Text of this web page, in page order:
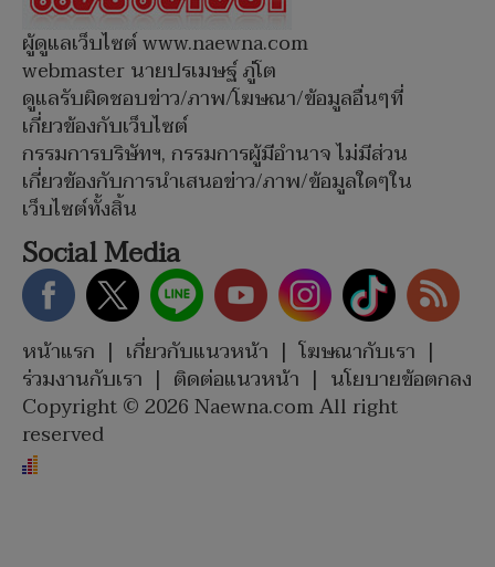
ผู้ดูแลเว็บไซต์ www.naewna.com
webmaster นายปรเมษฐ์ ภู่โต
ดูแลรับผิดชอบข่าว/ภาพ/โฆษณา/ข้อมูลอื่นๆที่
เกี่ยวข้องกับเว็บไซต์
กรรมการบริษัทฯ, กรรมการผู้มีอำนาจ ไม่มีส่วน
เกี่ยวข้องกับการนำเสนอข่าว/ภาพ/ข้อมูลใดๆใน
เว็บไซต์ทั้งสิ้น
Social Media
หน้าแรก | เกี่ยวกับแนวหน้า | โฆษณากับเรา |
ร่วมงานกับเรา | ติดต่อแนวหน้า | นโยบายข้อตกลง
Copyright © 2026 Naewna.com All right
reserved